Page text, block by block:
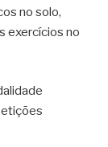
no solo,
exercícios no